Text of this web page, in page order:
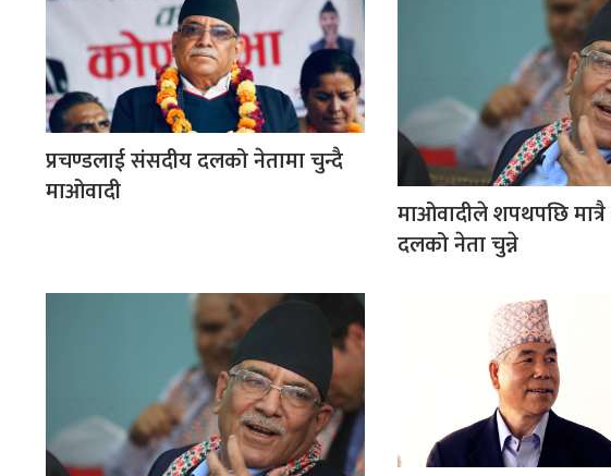
प्रचण्डलाई संसदीय दलको नेतामा चुन्दै
माओवादी
माओवादीले शपथपछि
दलको नेता चुन्ने